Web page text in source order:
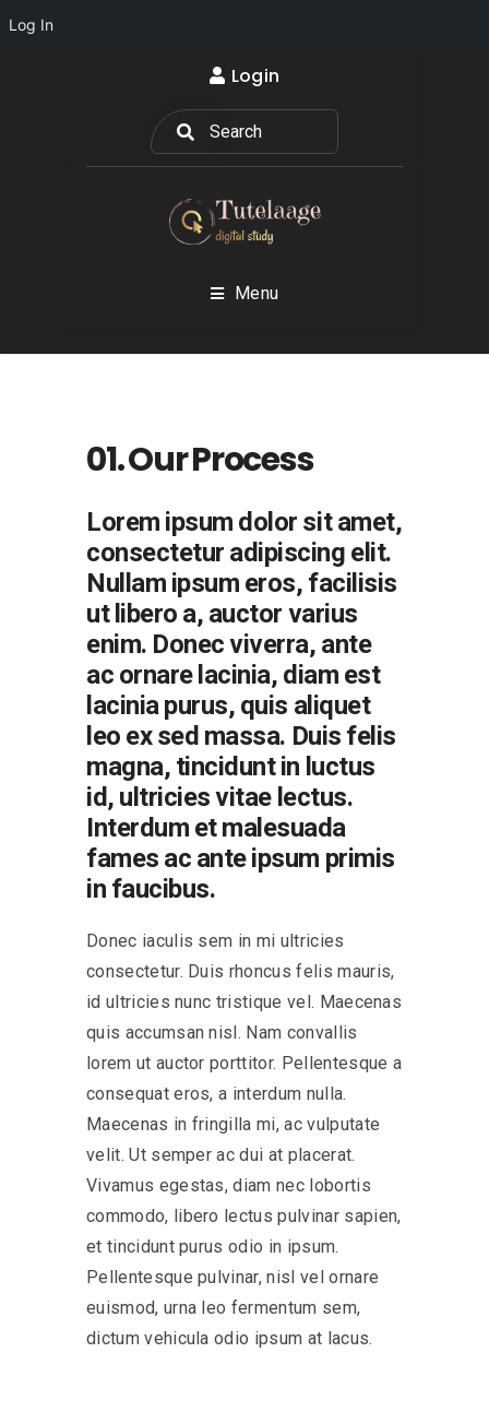
Log In
Login
Menu
01. Our Process
Lorem ipsum dolor sit amet,
consectetur adipiscing elit.
Nullam ipsum eros, facilisis
ut libero a, auctor varius
enim. Donec viverra, ante
ac ornare lacinia, diam est
lacinia purus, quis aliquet
leo ex sed massa. Duis felis
magna, tincidunt in luctus
id, ultricies vitae lectus.
Interdum et malesuada
fames ac ante ipsum primis
in faucibus.
Donec iaculis sem in mi ultricies
consectetur. Duis rhoncus felis mauris,
id ultricies nunc tristique vel. Maecenas
quis accumsan nisl. Nam convallis
lorem ut auctor porttitor. Pellentesque a
consequat eros, a interdum nulla.
Maecenas in fringilla mi, ac vulputate
velit. Ut semper ac dui at placerat.
Vivamus egestas, diam nec lobortis
commodo, libero lectus pulvinar sapien,
et tincidunt purus odio in ipsum.
Pellentesque pulvinar, nisl vel ornare
euismod, urna leo fermentum sem,
dictum vehicula odio ipsum at lacus.